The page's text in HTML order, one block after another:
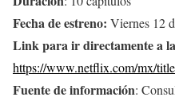
Fecha de estreno: Viernes 12
Link para ir directamente a
https://www.netflix.com/mx/
Fuente de información: